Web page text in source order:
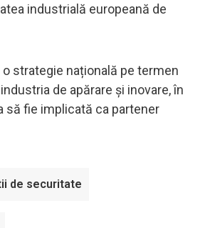
industrială europeană de
strategie națională pe termen
de apărare și inovare, în
să fie implicată ca partener
de securitate